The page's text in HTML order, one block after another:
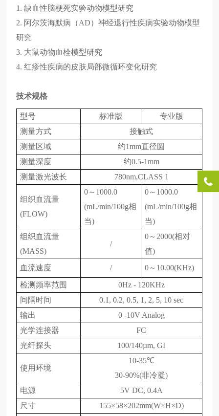
1. 缺血性脑梗死实验动物模型研究
2. 阿尔茨海默病（AD）神经退行性疾病实验动物模型
研究
3. 大鼠动物血栓模型研究
4. 红疹性疾病的皮肤局部微循环变化研究
技术规格
型号 标准版
专业版
测量方式
接触式
测量区域
约1mm直径圆
测量深度
约0.5-1mm
测量激光波长
780nm,CLASS 1
组织血流量
(FLOW)
0～1000.0
(mL/min/100g相
当)
0～1000.0
(mL/min/100g相
当)
组织血流量
(MASS)
/
0～2000(相对
值)
血流速度
/ 0～10.00(KHz)
检测频率范围
0Hz - 120KHz
间隔时间
0.1, 0.2, 0.5, 1, 2, 5, 10 sec
输出
0 -10V Analog
光学连接器
FC
光纤探头
100/140µm, GI
使用环境
10-35℃
30-90%(非冷凝)
电源
5V DC, 0.4A
尺寸
155×58×202mm(W×H×D)